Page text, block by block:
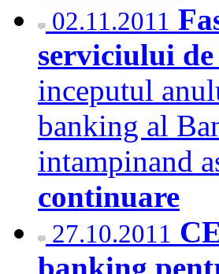
02.11.2011
serviciului
inceputul
banking al
intampinand
continuare
27.10.2011